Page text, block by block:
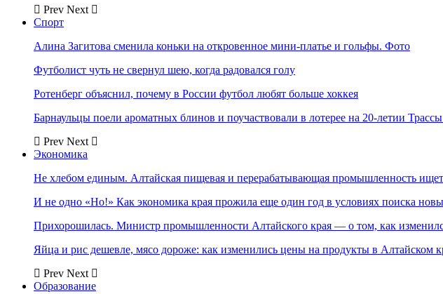
Prev Next
Спорт
Алина Загитова сменила коньки на откровенное мини-платье и гольфы. Фото
Футболист чуть не свернул шею, когда радовался голу
Ротенберг объяснил, почему в России футбол любят больше хоккея
Барнаульцы поели ароматных блинов и поучаствовали в лотерее на 20-летии
Prev Next
Экономика
Не хлебом единым. Алтайская пищевая и перерабатывающая промышленность
И не одно «Но!» Как экономика края прожила еще один год в условиях поиска
Прихорошилась. Министр промышленности Алтайского края — о том, как
Яйца и рис дешевле, мясо дороже: как изменились цены на продукты в Алтайском
Prev Next
Образование